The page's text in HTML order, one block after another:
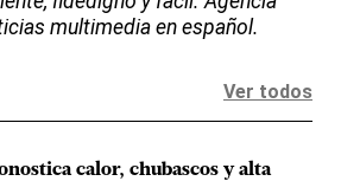
multimedia en español.
Ver todos
calor, chubascos y alta